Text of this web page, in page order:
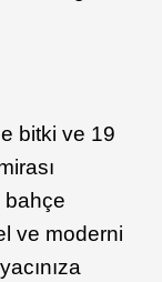
bitki ve 19
bahçe
ve moderni